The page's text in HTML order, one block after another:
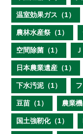
温室効果ガス（1）
農林水産祭（1）
空間除菌（1）
日本農業遺産（1）
下水汚泥（1）
豆苗（1） 農業
国土強靭化（1）